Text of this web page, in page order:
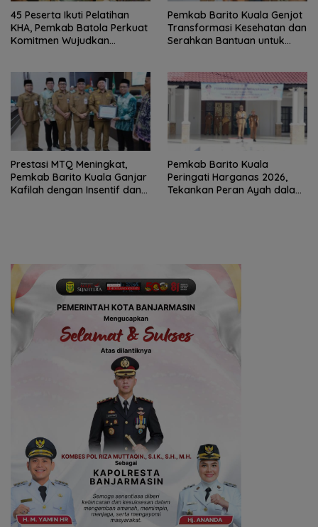
45 Peserta Ikuti Pelatihan
KHA, Pemkab Batola Perkuat
Komitmen Wujudkan
Pemkab Barito Kuala Genjot
Transformasi Kesehatan dan
Serahkan Bantuan untuk
Prestasi MTQ Meningkat,
Pemkab Barito Kuala Ganjar
Kafilah dengan Insentif dan
Pemkab Barito Kuala
Peringati Harganas 2026,
Tekankan Peran Ayah dalam